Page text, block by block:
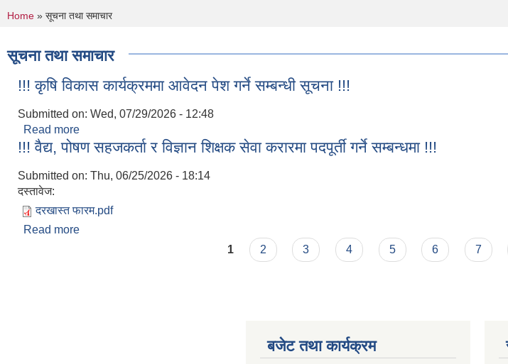
You are here
Home » सूचना तथा समाचार
सूचना तथा समाचार
!!! कृषि विकास कार्यक्रममा आवेदन पेश गर्ने सम्बन्धी सूचना !!!
Submitted on: Wed, 07/29/2026 - 12:48
Read more
!!! वैद्य, पोषण सहजकर्ता र विज्ञान शिक्षक सेवा करारमा पदपूर्ती गर्ने सम्बन्धमा !!!
Submitted on: Thu, 06/25/2026 - 18:14
दस्तावेज:
दरखास्त फारम.pdf
Read more
1 2 3 4 5 6 7
बजेट तथा कार्यक्रम